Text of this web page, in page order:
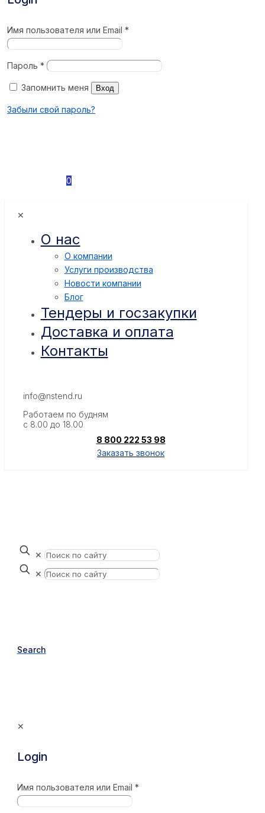
Имя пользователя или Email*
Пароль*
Запомнить меня Вход
Забыли свой пароль?
0
✕
О нас
О компании
Услуги производства
Новости компании
Блог
Тендеры и госзакупки
Доставка и оплата
Контакты
info@nstend.ru
Работаем по будням
с 8.00 до 18.00
8 800 222 53 98
Заказать звонок
✕
✕
Search
✕
Login
Имя пользователя или Email *